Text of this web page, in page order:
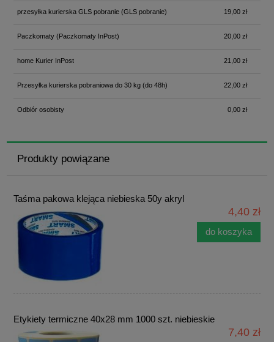
przesyłka kurierska GLS pobranie(GLS pobranie) 19,00 zł
Paczkomaty(Paczkomaty InPost) 20,00 zł
home Kurier InPost 21,00 zł
Przesyłka kurierska pobraniowa do 30 kg(do 48h) 22,00 zł
Odbiór osobisty 0,00 zł
Produkty powiązane
Taśma pakowa klejąca niebieska 50y akryl
4,40 zł
do koszyka
Etykiety termiczne 40x28 mm 1000 szt. niebieskie
7,40 zł